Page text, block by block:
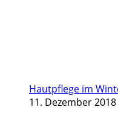
Hautpflege im
11. Dezember 2018